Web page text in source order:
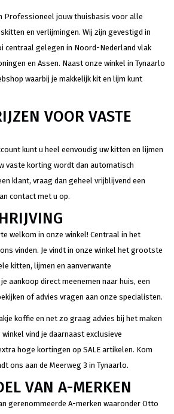
Professioneel jouw thuisbasis voor alle
en verlijmingen. Wij zijn gevestigd in
centraal gelegen in Noord-Nederland vlak
en Assen. Naast onze winkel in Tynaarlo
waarbij je makkelijk kit en lijm kunt
VOOR VASTE
kunt u heel eenvoudig uw kitten en lijmen
vaste korting wordt dan automatisch
klant, vraag dan geheel vrijblijvend een
contact met u op.
welkom in onze winkel! Centraal in het
vinden. Je vindt in onze winkel het grootste
kitten, lijmen en aanverwante
aankoop direct meenemen naar huis, een
of advies vragen aan onze specialisten.
koffie en net zo graag advies bij het maken
vind je daarnaast exclusieve
hoge kortingen op SALE artikelen. Kom
ons aan de Meerweg 3 in Tynaarlo.
VAN A-MERKEN
gerenommeerde A-merken waaronder Otto